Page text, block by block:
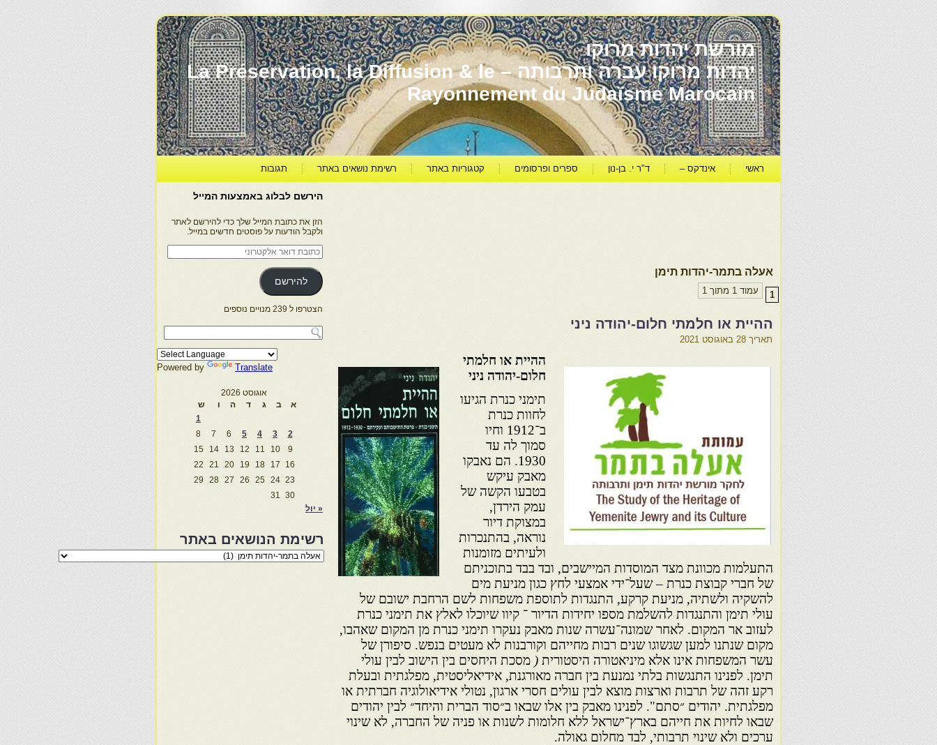
מורשת יהדות מרוקו
יהדות מרוקו עברה ותרבותה – La Préservation, la Diffusion & le
Rayonnement du Judaïsme Marocain
ראשי אינדקס – ד"ר י. בן-נון ספרים ופרסומים קטגוריות באתר רשימת נושאים באתר תגובות
אעלה בתמר-יהדות תימן
עמוד 1 מתוך 1 1
ההיית או חלמתי חלום-יהודה ניני
תאריך 28 באוגוסט 2021
ההיית או חלמתי
חלום-יהודה ניני
תימני כנרת הגיעו
לחוות כנרת
ב־1912 וחיו
סמוך לה עד
1930. הם נאבקו
מאבק עיקש
בטבעו הקשה של
עמק הירדן,
במצוקת דיור
נוראה, בהתנכרות
ולעיתים מזומנות
התעלמות מכוונת מצד המוסדות המיישבים, ובד בבד בתוכניתם
של חברי קבוצת כנרת – שעל־ידי אמצעי לחץ כגון מניעת מים
להשקיה ולשתיה, מניעת קרקע, התנגדות לתוספת משפחות לשם הרחבת ישובם של
עולי תימן והתנגדות להשלמת מספו יחידות הדיור ־ קיוו שיוכלו לאלץ את תימני כנרת
לעזוב אר המקום. לאחר שמונה־עשרה שנות מאבק נעקרו תימני כנרת מן המקום שאהבו,
מקום שנתנו למען שגשוגו שנים רבות מחייהם וקורבנות לא מעטים בנפש. סיפורן של
עשר המשפחות אינו אלא מיניאטורה היסטורית ( מסכת היחסים בין הישוב לבין עולי
תימן. לפנינו התנגשות בלתי נמנעת בין חברה מאורגנת, אידיאליסטית, מפלגתית ובעלת
רקע זהה של תרבות וארצות מוצא לבין עולים חסרי ארגון, נטולי אידיאולוגיה חברתית או
מפלגתית. יהודים ״סתם". לפנינו מאבק בין אלו שבאו ב״סוד הברית והיחד״ לבין יהודים
שבאו לחיות את חייהם בארץ־ישראל ללא חלומות לשנות או פניה של החברה, לא שינוי
ערכים ולא שינוי תרבותי, לבד מחלום גאולה.
הירשם לבלוג באמצעות המייל
הזן את כתובת המייל שלך כדי להירשם לאתר
ולקבל הודעות על פוסטים חדשים במייל.
כתובת
דואר
אלקטרוני
להירשם
הצטרפו ל 239 מנויים נוספים
Powered by Translate
אוגוסט 2026
א
ב ג ד ה ו
ש
1
2
3
4
5
6
7
8
9
10
11
12
13
14
15
16
17
18
19
20
21
22
23
24
25
26
27
28
29
30
31
« יול
רשימת הנושאים באתר
רשימת
הנושאים